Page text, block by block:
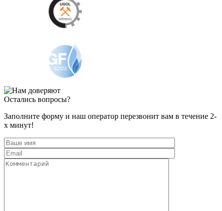
Остались вопросы?
Заполните форму и наш оператор перезвонит вам в течение 2-
х минут!